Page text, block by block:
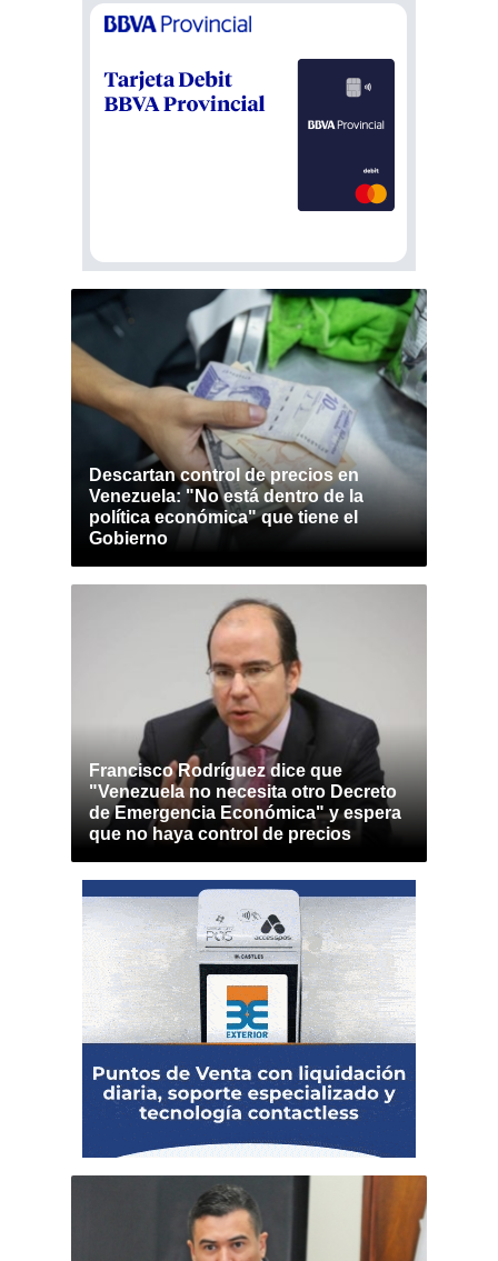
Descartan control de precios en
Venezuela: "No está dentro de la
política económica" que tiene el
Gobierno
Francisco Rodríguez dice que
"Venezuela no necesita otro Decreto
de Emergencia Económica" y espera
que no haya control de precios